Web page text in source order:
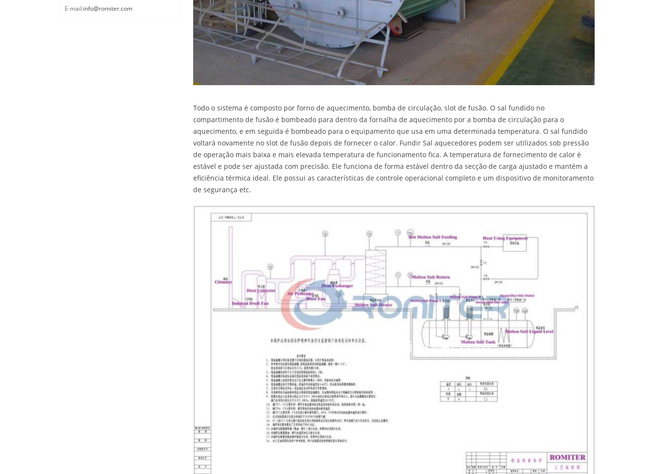
Todo o sistema é composto por forno de aquecimento, bomba de circulação, slot de fusão. O sal fundido no
compartimento de fusão é bombeado para dentro da fornalha de aquecimento por a bomba de circulação para o
aquecimento, e em seguida é bombeado para o equipamento que usa em uma determinada temperatura. O sal fundido
voltará novamente no slot de fusão depois de fornecer o calor. Fundir Sal aquecedores podem ser utilizados sob pressão
de operação mais baixa e mais elevada temperatura de funcionamento fica. A temperatura de fornecimento de calor é
estável e pode ser ajustada com precisão. Ele funciona de forma estável dentro da secção de carga ajustado e mantém a
eficiência térmica ideal. Ele possui as características de controle operacional completo e um dispositivo de monitoramento
de segurança etc.
E-mail:info@romiter.com